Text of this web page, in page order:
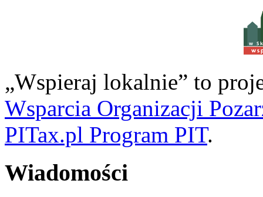
w
„Wspieraj lokalnie” to
Wsparcia Organizacji
PITax.pl Program PIT.
Wiadomości